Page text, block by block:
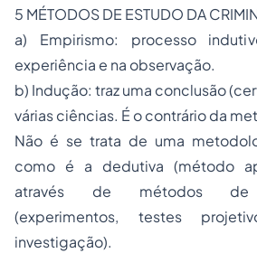
5 MÉTODOS DE ESTUDO DA
a) Empirismo: processo
experiência e na observação.
b) Indução: traz uma conclusão
várias ciências. É o contrário da
Não é se trata de uma
como é a dedutiva (método
através de métodos de
(experimentos, testes
investigação).